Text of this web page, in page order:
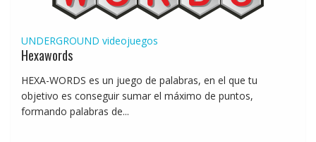
UNDERGROUND videojuegos
Hexawords
HEXA-WORDS es un juego de palabras, en el que tu
objetivo es conseguir sumar el máximo de puntos,
formando palabras de...